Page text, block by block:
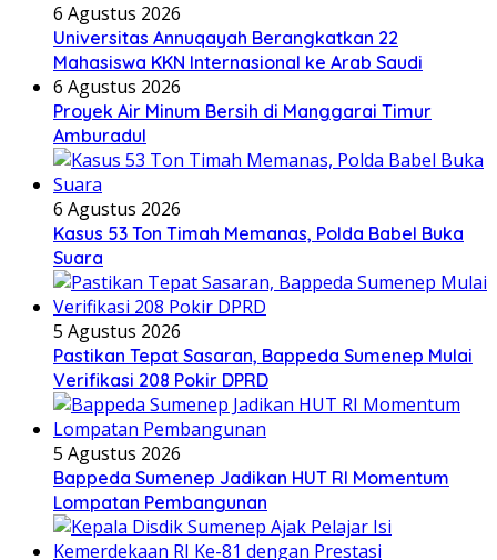
6 Agustus 2026
Universitas Annuqayah Berangkatkan 22
Mahasiswa KKN Internasional ke Arab Saudi
6 Agustus 2026
Proyek Air Minum Bersih di Manggarai Timur
Amburadul
6 Agustus 2026
Kasus 53 Ton Timah Memanas, Polda Babel Buka
Suara
5 Agustus 2026
Pastikan Tepat Sasaran, Bappeda Sumenep Mulai
Verifikasi 208 Pokir DPRD
5 Agustus 2026
Bappeda Sumenep Jadikan HUT RI Momentum
Lompatan Pembangunan